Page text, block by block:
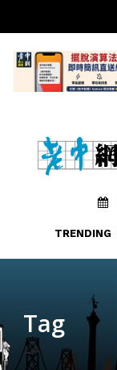
TRENDING
Tag
LA